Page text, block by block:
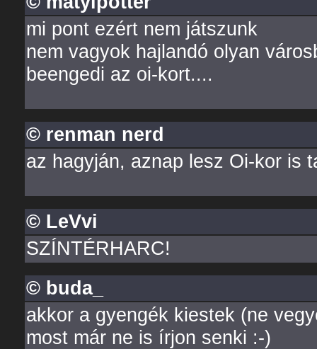
mi pont ezért nem játszunk
nem vagyok hajlandó olyan
beengedi az oi-kort....
© renman nerd
az hagyján, aznap lesz Oi-kor is
© LeVvi
SZÍNTÉRHARC!
© buda_
akkor a gyengék kiestek (ne
most már ne is írjon senki :-)